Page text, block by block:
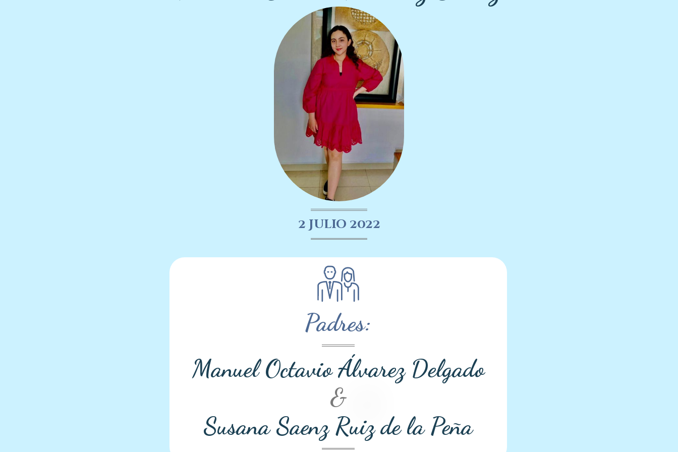
2 Julio 2022
Padres:
Manuel Octavio Álvarez Delgado
&
Susana Saenz Ruiz de la Peña